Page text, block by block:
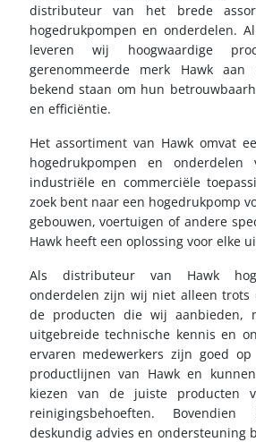
distributeur van het brede
hogedrukpompen en onderdelen.
leveren wij hoogwaardige
gerenommeerde merk Hawk
bekend staan om hun
en efficiëntie.
Het assortiment van Hawk omvat
hogedrukpompen en onderdelen
industriële en commerciële
zoek bent naar een hogedrukpomp
gebouwen, voertuigen of andere
Hawk heeft een oplossing voor elke
Als distributeur van Hawk
onderdelen zijn wij niet alleen trots
de producten die wij aanbieden,
uitgebreide technische kennis en
ervaren medewerkers zijn goed
productlijnen van Hawk en
kiezen van de juiste producten
reinigingsbehoeften.
deskundig advies en ondersteuning